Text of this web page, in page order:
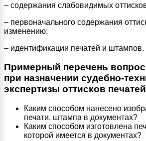
– содержания слабовидимых
– первоначального содержания
изменению;
– идентификации печатей и штампов.
Примерный перечень
при назначении судебно-
экспертизы оттисков
Каким способом нанесено
печати, штампа в документах?
Каким способом изготовлена
которой имеется в документах?